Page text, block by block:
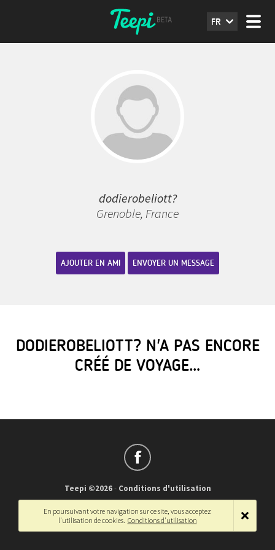
FR
dodierobeliott?
Grenoble, France
AJOUTER EN AMI ENVOYER UN MESSAGE
DODIEROBELIOTT? N'A PAS ENCORE
CRÉÉ DE VOYAGE…
Teepi ©2026- Conditions d'utilisation
Français
English
En poursuivant votre navigation sur ce site, vous acceptez
l'utilisation de cookies. Conditions d'utilisation